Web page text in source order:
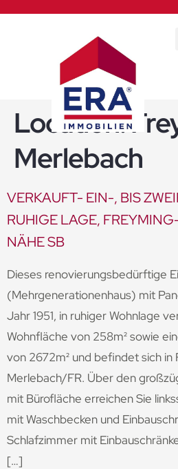
Location:
Merlebach
VERKAUFT- EIN-, BIS
RUHIGE LAGE,
NÄHE SB
Dieses renovierungsbedürftige
(Mehrgenerationenhaus) mit
Jahr 1951, in ruhiger Wohnlage
Wohnfläche von 258m² sowie
von 2672m² und befindet sich in
Merlebach/FR. Über den
mit Bürofläche erreichen Sie
mit Waschbecken und
Schlafzimmer mit
[…]